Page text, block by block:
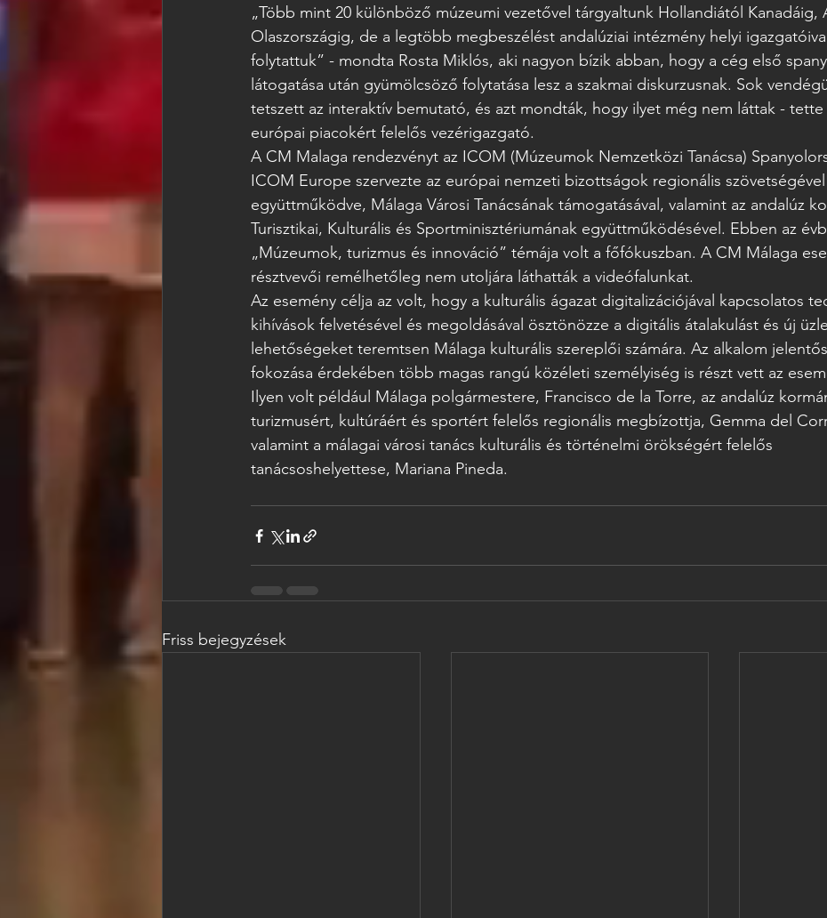
„Több mint 20 különböző múzeumi vezetővel tárgyaltunk Hollandiától Kanadáig,
Olaszországig, de a legtöbb megbeszélést andalúziai intézmény helyi igazgatóival
folytattuk” - mondta Rosta Miklós, aki nagyon bízik abban, hogy a cég első
látogatása után gyümölcsöző folytatása lesz a szakmai diskurzusnak. Sok
tetszett az interaktív bemutató, és azt mondták, hogy ilyet még nem láttak - tette
európai piacokért felelős vezérigazgató.
A CM Malaga rendezvényt az ICOM (Múzeumok Nemzetközi Tanácsa)
ICOM Europe szervezte az európai nemzeti bizottságok regionális szövetségével
együttműködve, Málaga Városi Tanácsának támogatásával, valamint az andalúz
Turisztikai, Kulturális és Sportminisztériumának együttműködésével. Ebben az
„Múzeumok, turizmus és innováció” témája volt a főfókuszban. A CM Málaga
résztvevői remélhetőleg nem utoljára láthatták a videófalunkat.
Az esemény célja az volt, hogy a kulturális ágazat digitalizációjával kapcsolatos
kihívások felvetésével és megoldásával ösztönözze a digitális átalakulást és új
lehetőségeket teremtsen Málaga kulturális szereplői számára. Az alkalom
fokozása érdekében több magas rangú közéleti személyiség is részt vett az
Ilyen volt például Málaga polgármestere, Francisco de la Torre, az andalúz
turizmusért, kultúráért és sportért felelős regionális megbízottja, Gemma del
valamint a málagai városi tanács kulturális és történelmi örökségért felelős
tanácsoshelyettese, Mariana Pineda.
Friss bejegyzések